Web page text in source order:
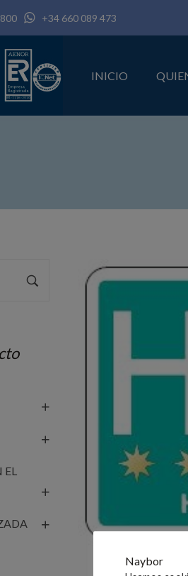
+34 660 089 473
INICIO
EL
Naybor